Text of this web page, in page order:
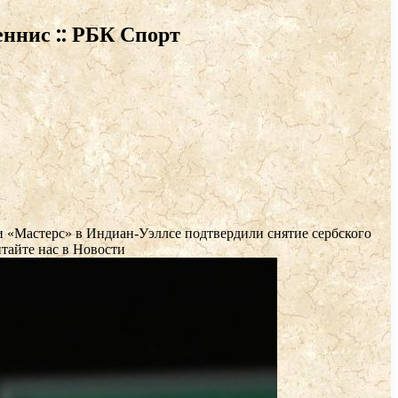
:: РБК Спорт
в Индиан-Уэллсе подтвердили снятие сербского
нас в Новости